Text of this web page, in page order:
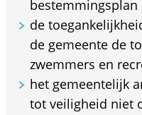
bestemmingsplan
de
de gemeente de
zwemmers en
het gemeentelijk
tot veiligheid niet